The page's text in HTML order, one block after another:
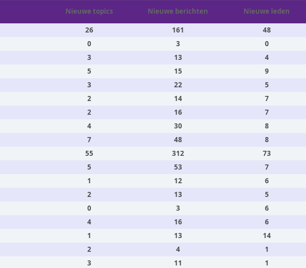
Nieuwe topics Nieuwe berichten Nieuwe leden
26 161
48
0 3
0
3 13
4
5 15
9
3 22
5
2 14
7
2 16
7
4 30
8
7 48
8
55 312
73
5 53
7
1 12
6
2 13
5
0 3
6
4 16
6
1 13
14
2 4
1
3 11
1